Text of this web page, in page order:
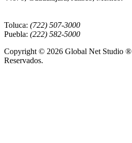
Toluca: (722) 507-3000
Puebla: (222) 582-5000
Copyright © 2026 Global Net Studio ®
Reservados.